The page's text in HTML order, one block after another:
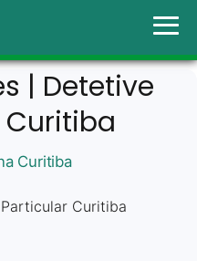
| Detetive
Curitiba